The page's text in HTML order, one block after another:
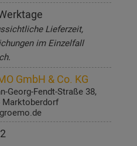
Lieferzeit,
im Einzelfall
GmbH & Co. KG
Georg-Fendt-Straße 38,
Marktoberdorf